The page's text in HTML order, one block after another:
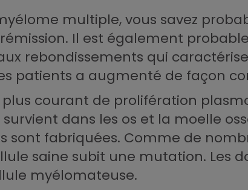
multiple, vous savez
Il est également
rebondissements qui
patients a augmenté de façon
courant de prolifération
dans les os et la moelle
sont fabriquées. Comme de
saine subit une mutation. Les
myélomateuse.